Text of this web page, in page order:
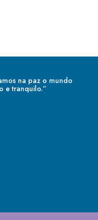
na paz o mundo
e tranquilo.”